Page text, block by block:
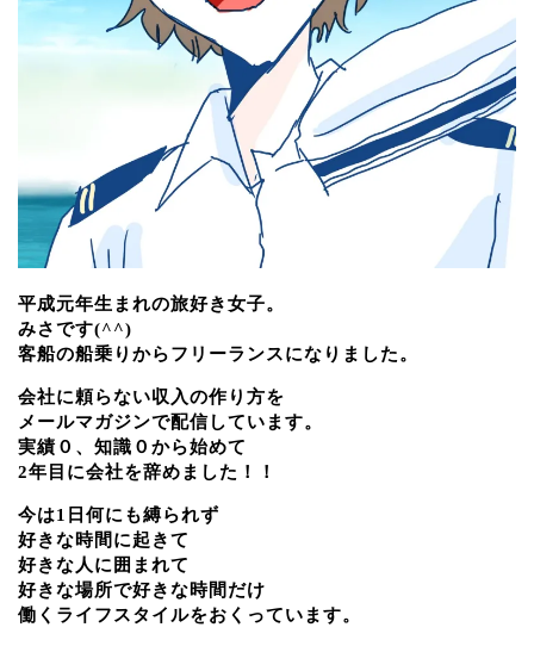
平成元年生まれの旅好き女子。
みさです(^^)
客船の船乗りからフリーランスになりました。
会社に頼らない収入の作り方を
メールマガジンで配信しています。
実績０、知識０から始めて
2年目に会社を辞めました！！
今は1日何にも縛られず
好きな時間に起きて
好きな人に囲まれて
好きな場所で好きな時間だけ
働くライフスタイルをおくっています。